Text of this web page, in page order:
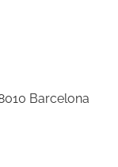
Barcelona